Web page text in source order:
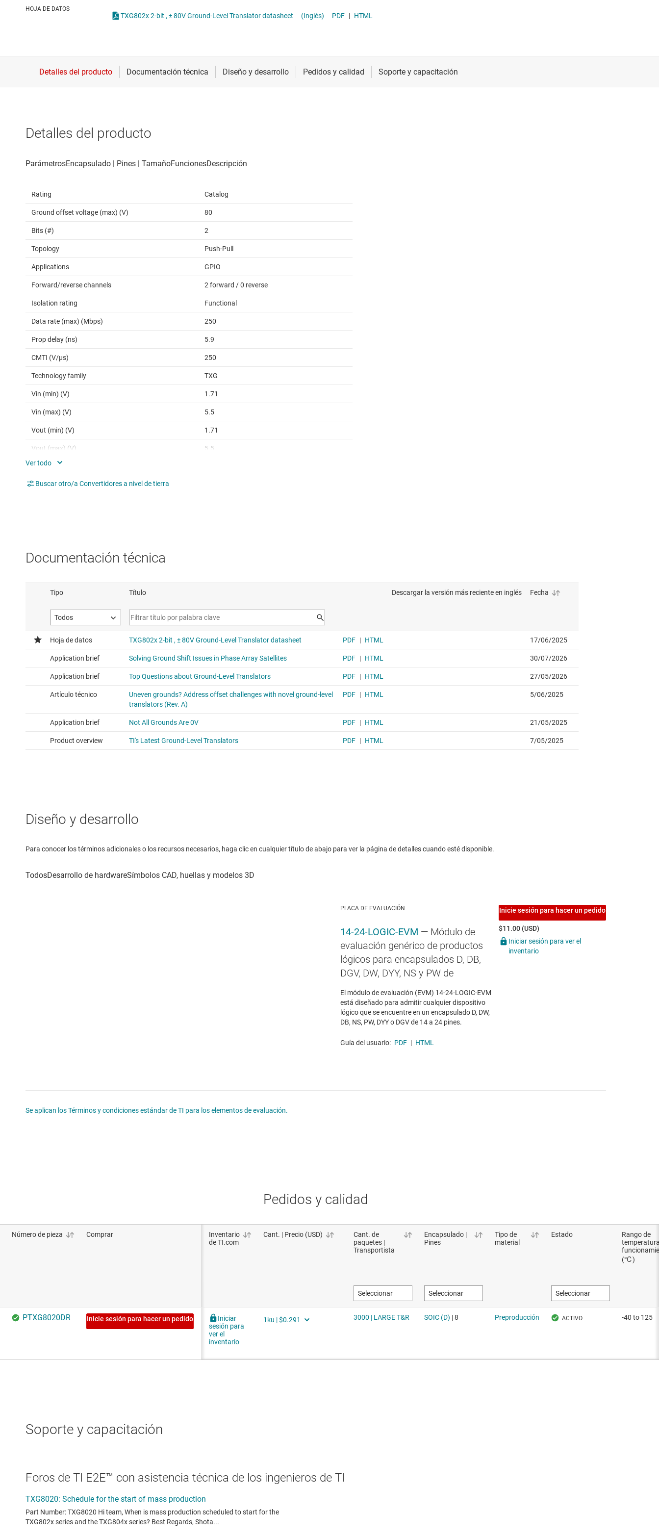
Interfaz Servicios de chip y oblea
HOJA DE DATOS
TXG802x 2-bit , ± 80V Ground-Level Translator datasheet (Inglés) PDF | HTML
Detalles del producto
Rating Catalog
Ground offset voltage (max) (V) 80
Bits (#) 2
Topology Push-Pull
Applications GPIO
Forward/reverse channels 2 forward / 0 reverse
Isolation rating Functional
Data rate (max) (Mbps) 250
Prop delay (ns) 5.9
CMTI (V/µs) 250
Technology family TXG
Vin (min) (V) 1.71
Vin (max) (V) 5.5
Vout (min) (V) 1.71
Vout (max) (V) 5.5
Current consumption per channel (1 Mbps)
Buscar otro/a Convertidores a nivel de tierra
Documentación técnica
Diseño y desarrollo
Para conocer los términos adicionales o los recursos necesarios, haga clic en cualquier título de abajo para ver la página de detalles cuando esté disponible.
PLACA DE EVALUACIÓN
14-24-LOGIC-EVM — Módulo de
evaluación genérico de productos
lógicos para encapsulados D, DB,
DGV, DW, DYY, NS y PW de
El módulo de evaluación (EVM) 14-24-LOGIC-EVM
está diseñado para admitir cualquier dispositivo
lógico que se encuentre en un encapsulado D, DW,
DB, NS, PW, DYY o DGV de 14 a 24 pines.
Guía del usuario: PDF | HTML
Inicie sesión para hacer un pedido
$11.00 (USD)
Iniciar sesión para ver el
inventario
Se aplican los Términos y condiciones estándar de TI para los elementos de evaluación.
Pedidos y calidad
Soporte y capacitación
Foros de TI E2E™ con asistencia técnica de los ingenieros de TI